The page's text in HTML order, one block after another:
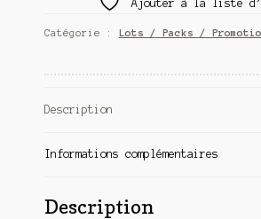
Ajouter à la liste
Catégorie : Lots / Packs /
Description
Informations complémentaires
Description